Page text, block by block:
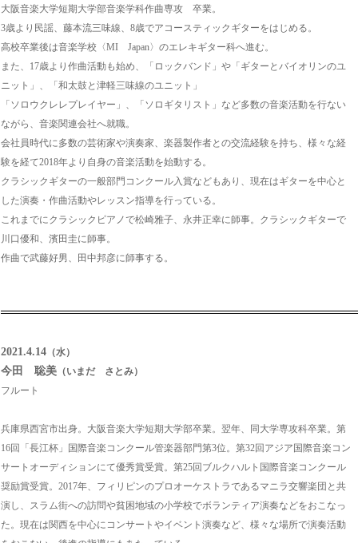
大阪音楽大学短期大学部音楽学科作曲専攻 卒業。
3歳より民謡、藤本流三味線、8歳でアコースティックギターをはじめる。
高校卒業後は音楽学校〈MI Japan〉のエレキギター科へ進む。
また、17歳より作曲活動も始め、「ロックバンド」や「ギターとバイオリンのユ
ニット」、「和太鼓と津軽三味線のユニット」
「ソロウクレレプレイヤー」、「ソロギタリスト」など多数の音楽活動を行ない
ながら、音楽関連会社へ就職。
会社員時代に多数の芸術家や演奏家、楽器製作者との交流経験を持ち、様々な経
験を経て2018年より自身の音楽活動を始動する。
クラシックギターの一般部門コンクール入賞などもあり、現在はギターを中心と
した演奏・作曲活動やレッスン指導を行っている。
これまでにクラシックピアノで松崎雅子、永井正幸に師事。クラシックギターで
川口優和、濱田圭に師事。
作曲で武藤好男、田中邦彦に師事する。
2021.4.14 （水）
今田 聡美 （いまだ さとみ）
フルート
兵庫県西宮市出身。大阪音楽大学短期大学部卒業。翌年、同大学専攻科卒業。第
16回「長江杯」国際音楽コンクール管楽器部門第3位。第32回アジア国際音楽コン
サートオーディションにて優秀賞受賞。第25回ブルクハルト国際音楽コンクール
奨励賞受賞。2017年、フィリピンのプロオーケストラであるマニラ交響楽団と共
演し、スラム街への訪問や貧困地域の小学校でボランティア演奏などをおこなっ
た。現在は関西を中心にコンサートやイベント演奏など、様々な場所で演奏活動